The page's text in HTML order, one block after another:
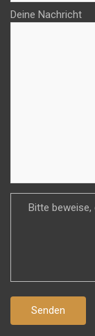
Deine Nachricht
Bitte